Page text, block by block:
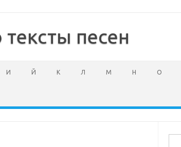
песен
И Й К Л М Н О